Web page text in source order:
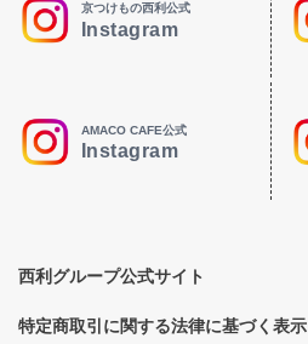
京つけもの西利公式
Instagram
AMACO CAFE公式
Instagram
西利グループ公式サイト
特定商取引に関する法律に基づく表示